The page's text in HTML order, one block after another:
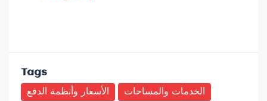
Tags
الأسعار وأنظمة الدفع
الخدمات والمساحات